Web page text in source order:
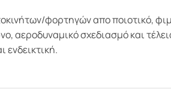
φορτηγών απο ποιοτικό,
αεροδυναμικό σχεδιασμό και
ενδεικτική.